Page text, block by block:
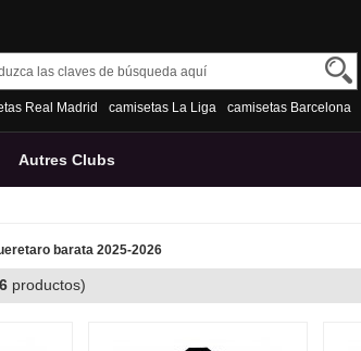
Real Madrid camisetas La Liga camisetas Barcelona
Autres Clubs
barata 2025-2026
6 productos)